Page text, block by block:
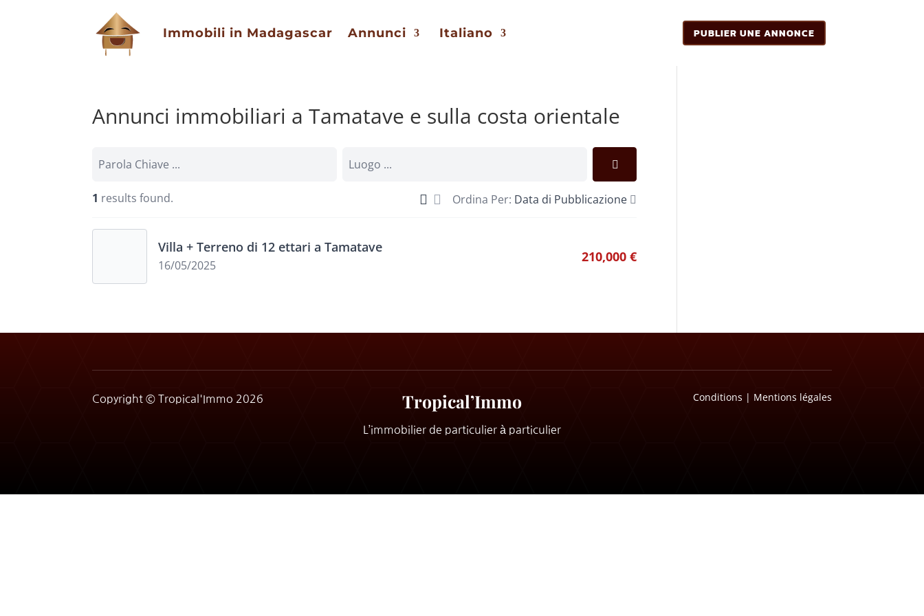
Immobili in Madagascar Annunci Italiano PUBLIER UNE ANNONCE
Annunci immobiliari a Tamatave e sulla costa orientale
Ordina Per: Data di Pubblicazione
1 results found.
Villa + Terreno di 12 ettari a Tamatave
16/05/2025
210,000 €
Copyright © Tropical'Immo 2026 Tropical’Immo
L’immobilier de particulier à particulier
Conditions | Mentions légales